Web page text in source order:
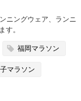
ニングウェア、ランニ
す。
福岡マラソン
マラソン